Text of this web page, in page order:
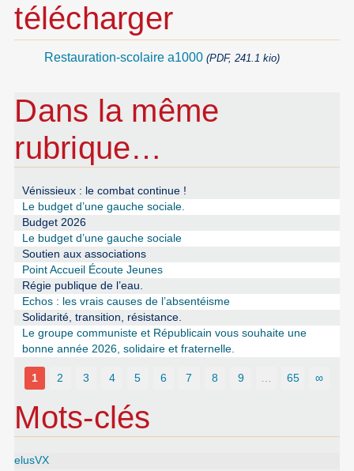
télécharger
Restauration-scolaire a1000 (PDF, 241.1 kio)
Dans la même
rubrique…
Vénissieux : le combat continue !
Le budget d’une gauche sociale.
Budget 2026
Le budget d’une gauche sociale
Soutien aux associations
Point Accueil Écoute Jeunes
Régie publique de l’eau.
Echos : les vrais causes de l’absentéisme
Solidarité, transition, résistance.
Le groupe communiste et Républicain vous souhaite une
bonne année 2026, solidaire et fraternelle.
1 2 3 4 5 6 7 8 9 65 ∞
Mots-clés
elusVX